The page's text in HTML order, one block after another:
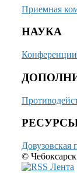
Приемная
НАУКА
Довузовская
©